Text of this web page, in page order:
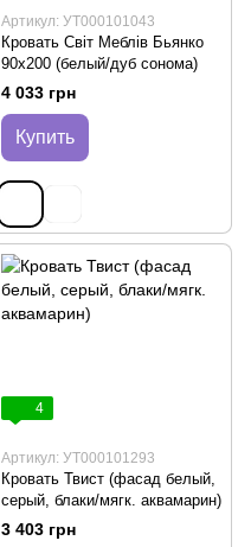
Артикул: УТ000101043
Кровать Світ Меблів Бьянко
90х200 (белый/дуб сонома)
4 033 грн
Купить
4
Артикул: УТ000101293
Кровать Твист (фасад белый,
серый, блаки/мягк. аквамарин)
3 403 грн